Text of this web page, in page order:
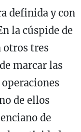
definida y con
la cúspide de
otros tres
marcar las
de ellos
de